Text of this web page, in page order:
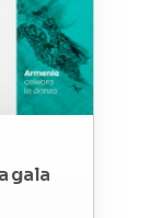
gala